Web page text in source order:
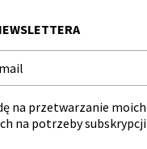
na przetwarzanie moich
na potrzeby subskrypcji